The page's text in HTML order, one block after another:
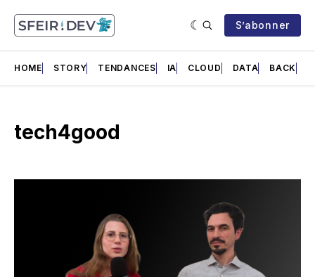
S’abonner
HOME STORY TENDANCES IA CLOUD DATA BACK
tech4good